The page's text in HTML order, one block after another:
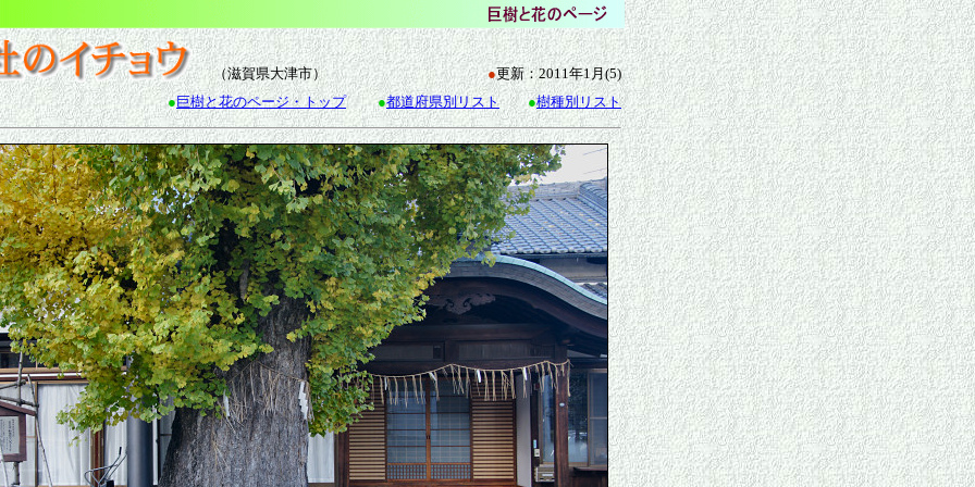
（滋賀県大津市） ●更新：2011年1月(5)
●巨樹と花のページ・トップ ●都道府県別リスト ●樹種別リスト